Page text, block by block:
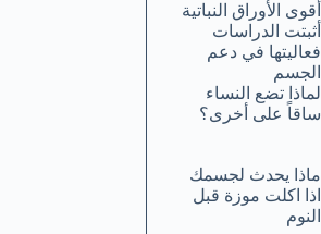
أقوى الأوراق النباتية
أثبتت الدراسات
فعاليتها في دعم
الجسم
لماذا تضع النساء
ساقاً على أخرى؟
ماذا يحدث لجسمك
اذا اكلت موزة قبل
النوم